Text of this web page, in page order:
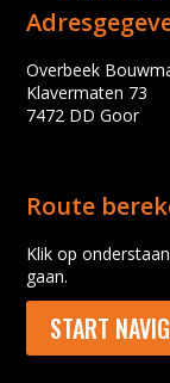
Overbeek
Klavermaten 73
7472 DD Goor
Route
Klik op
gaan.
START